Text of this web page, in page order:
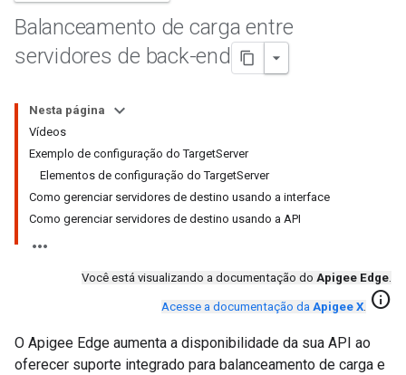
Balanceamento de carga entre
servidores de back-end
Nesta página
Vídeos
Exemplo de configuração do TargetServer
Elementos de configuração do TargetServer
Como gerenciar servidores de destino usando a interface
Como gerenciar servidores de destino usando a API
Você está visualizando a documentação do Apigee Edge.
Acesse a documentação da Apigee X. info
O Apigee Edge aumenta a disponibilidade da sua API ao
oferecer suporte integrado para balanceamento de carga e